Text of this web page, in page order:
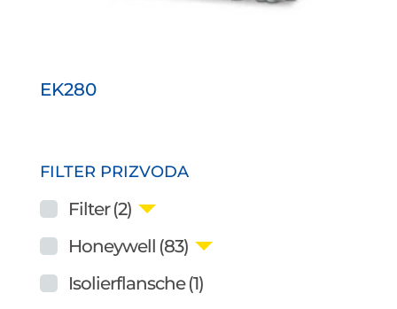
EK280
FILTER PRIZVODA
Filter (2)
Honeywell (83)
Isolierflansche (1)